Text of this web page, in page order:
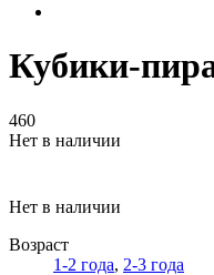
Кубики-
460
Нет в наличии
Нет в наличии
Возраст
1-2 года, 2-3 года